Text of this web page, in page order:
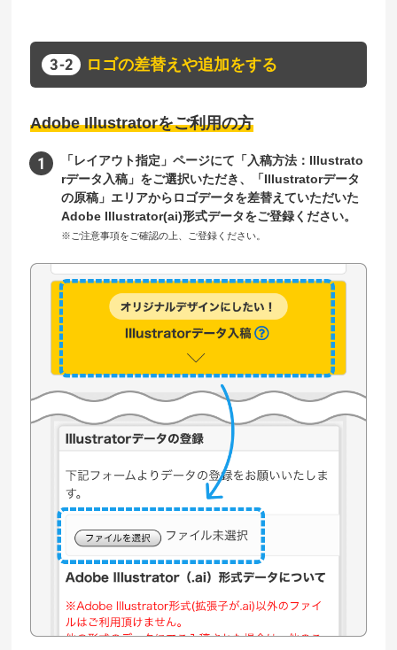
ロゴの差替えや追加をする
Adobe Illustratorをご利用の方
「レイアウト指定」ページにて「入稿方法：Illustrato
rデータ入稿」をご選択いただき、「Illustratorデータ
の原稿」エリアからロゴデータを差替えていただいた
Adobe Illustrator(ai)形式データをご登録ください。
※ご注意事項をご確認の上、ご登録ください。